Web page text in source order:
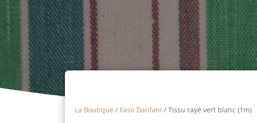
La Boutique / Faso Danfani / Tissu rayé vert blanc (1m)